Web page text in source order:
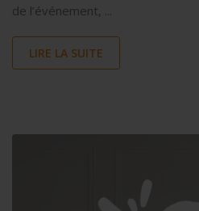
de l’événement, ...
LIRE LA SUITE